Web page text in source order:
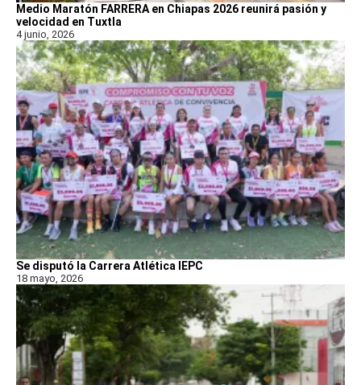
Medio Maratón FARRERA en Chiapas 2026 reunirá pasión y
velocidad en Tuxtla
4 junio, 2026
Se disputó la Carrera Atlética IEPC
18 mayo, 2026